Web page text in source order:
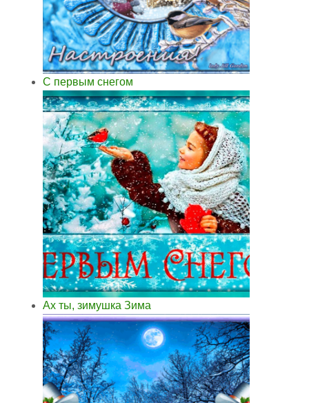
С первым снегом
Ах ты, зимушка Зима